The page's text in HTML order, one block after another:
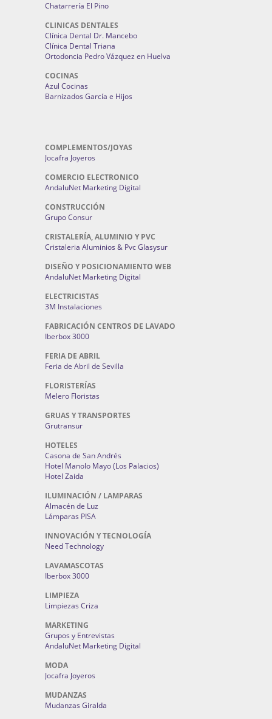
Chatarrería El Pino
CLINICAS DENTALES
Clínica Dental Dr. Mancebo
Clínica Dental Triana
Ortodoncia Pedro Vázquez en Huelva
COCINAS
Azul Cocinas
Barnizados García e Hijos
COMPLEMENTOS/JOYAS
Jocafra Joyeros
COMERCIO ELECTRONICO
AndaluNet Marketing Digital
CONSTRUCCIÓN
Grupo Consur
CRISTALERÍA, ALUMINIO Y PVC
Cristaleria Aluminios & Pvc Glasysur
DISEÑO Y POSICIONAMIENTO WEB
AndaluNet Marketing Digital
ELECTRICISTAS
3M Instalaciones
FABRICACIÓN CENTROS DE LAVADO
Iberbox 3000
FERIA DE ABRIL
Feria de Abril de Sevilla
FLORISTERÍAS
Melero Floristas
GRUAS Y TRANSPORTES
Grutransur
HOTELES
Casona de San Andrés
Hotel Manolo Mayo (Los Palacios)
Hotel Zaida
ILUMINACIÓN / LAMPARAS
Almacén de Luz
Lámparas PISA
INNOVACIÓN Y TECNOLOGÍA
Need Technology
LAVAMASCOTAS
Iberbox 3000
LIMPIEZA
Limpiezas Criza
MARKETING
Grupos y Entrevistas
AndaluNet Marketing Digital
MODA
Jocafra Joyeros
MUDANZAS
Mudanzas Giralda